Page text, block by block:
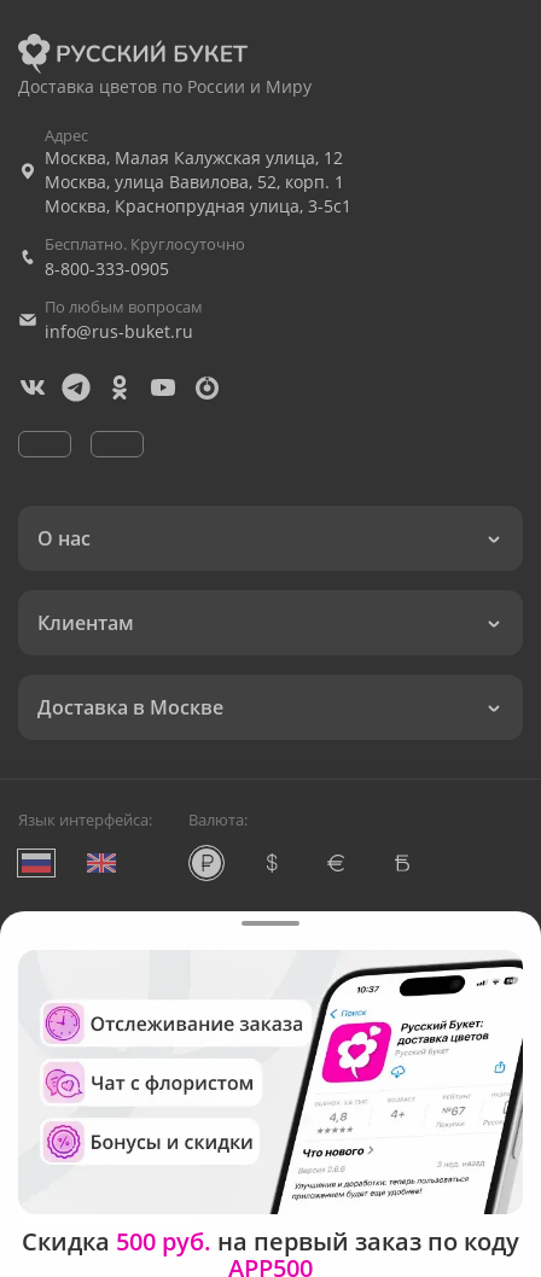
Доставка цветов по России и Миру
Адрес
Москва, Малая Калужская улица, 12
Москва, улица Вавилова, 52, корп. 1
Москва, Краснопрудная улица, 3-5с1
Бесплатно. Круглосуточно
8-800-333-0905
По любым вопросам
info@rus-buket.ru
О нас
Клиентам
Доставка в Москве
Язык интерфейса: Валюта:
Служба круглосуточной доставки цветов в Москве
Русский Букет, 2026
Общество с ограниченной ответственностью «Технология»
ОГРН: 1195476081745, ИНН: 5410081997
Юридический адрес: г. Новосибирск, ул. Ипподромская,
д.42, оф. 3
Рейтинг Русского букета в г. Москва
Скидка 500 руб. на первый заказ по коду
APP500